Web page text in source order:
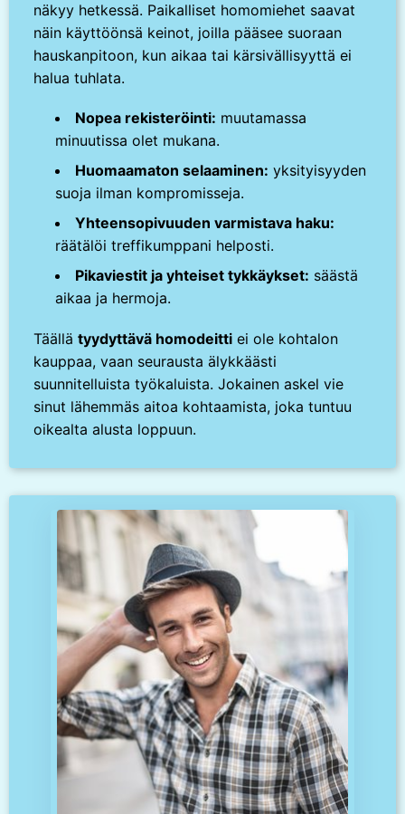
näkyy hetkessä. Paikalliset homomiehet saavat
näin käyttöönsä keinot, joilla pääsee suoraan
hauskanpitoon, kun aikaa tai kärsivällisyyttä ei
halua tuhlata.
Nopea rekisteröinti: muutamassa
minuutissa olet mukana.
Huomaamaton selaaminen: yksityisyyden
suoja ilman kompromisseja.
Yhteensopivuuden varmistava haku:
räätälöi treffikumppani helposti.
Pikaviestit ja yhteiset tykkäykset: säästä
aikaa ja hermoja.
Täällätyydyttävä homodeitti ei ole kohtalon
kauppaa, vaan seurausta älykkäästi
suunnitelluista työkaluista. Jokainen askel vie
sinut lähemmäs aitoa kohtaamista, joka tuntuu
oikealta alusta loppuun.